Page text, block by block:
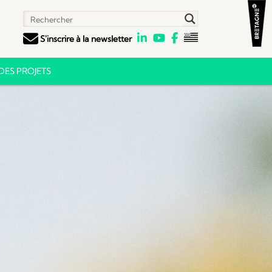
S'inscrire à la newsletter
PROJETS